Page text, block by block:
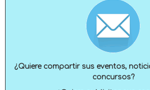
¿Quiere compartir sus eventos,
concursos?